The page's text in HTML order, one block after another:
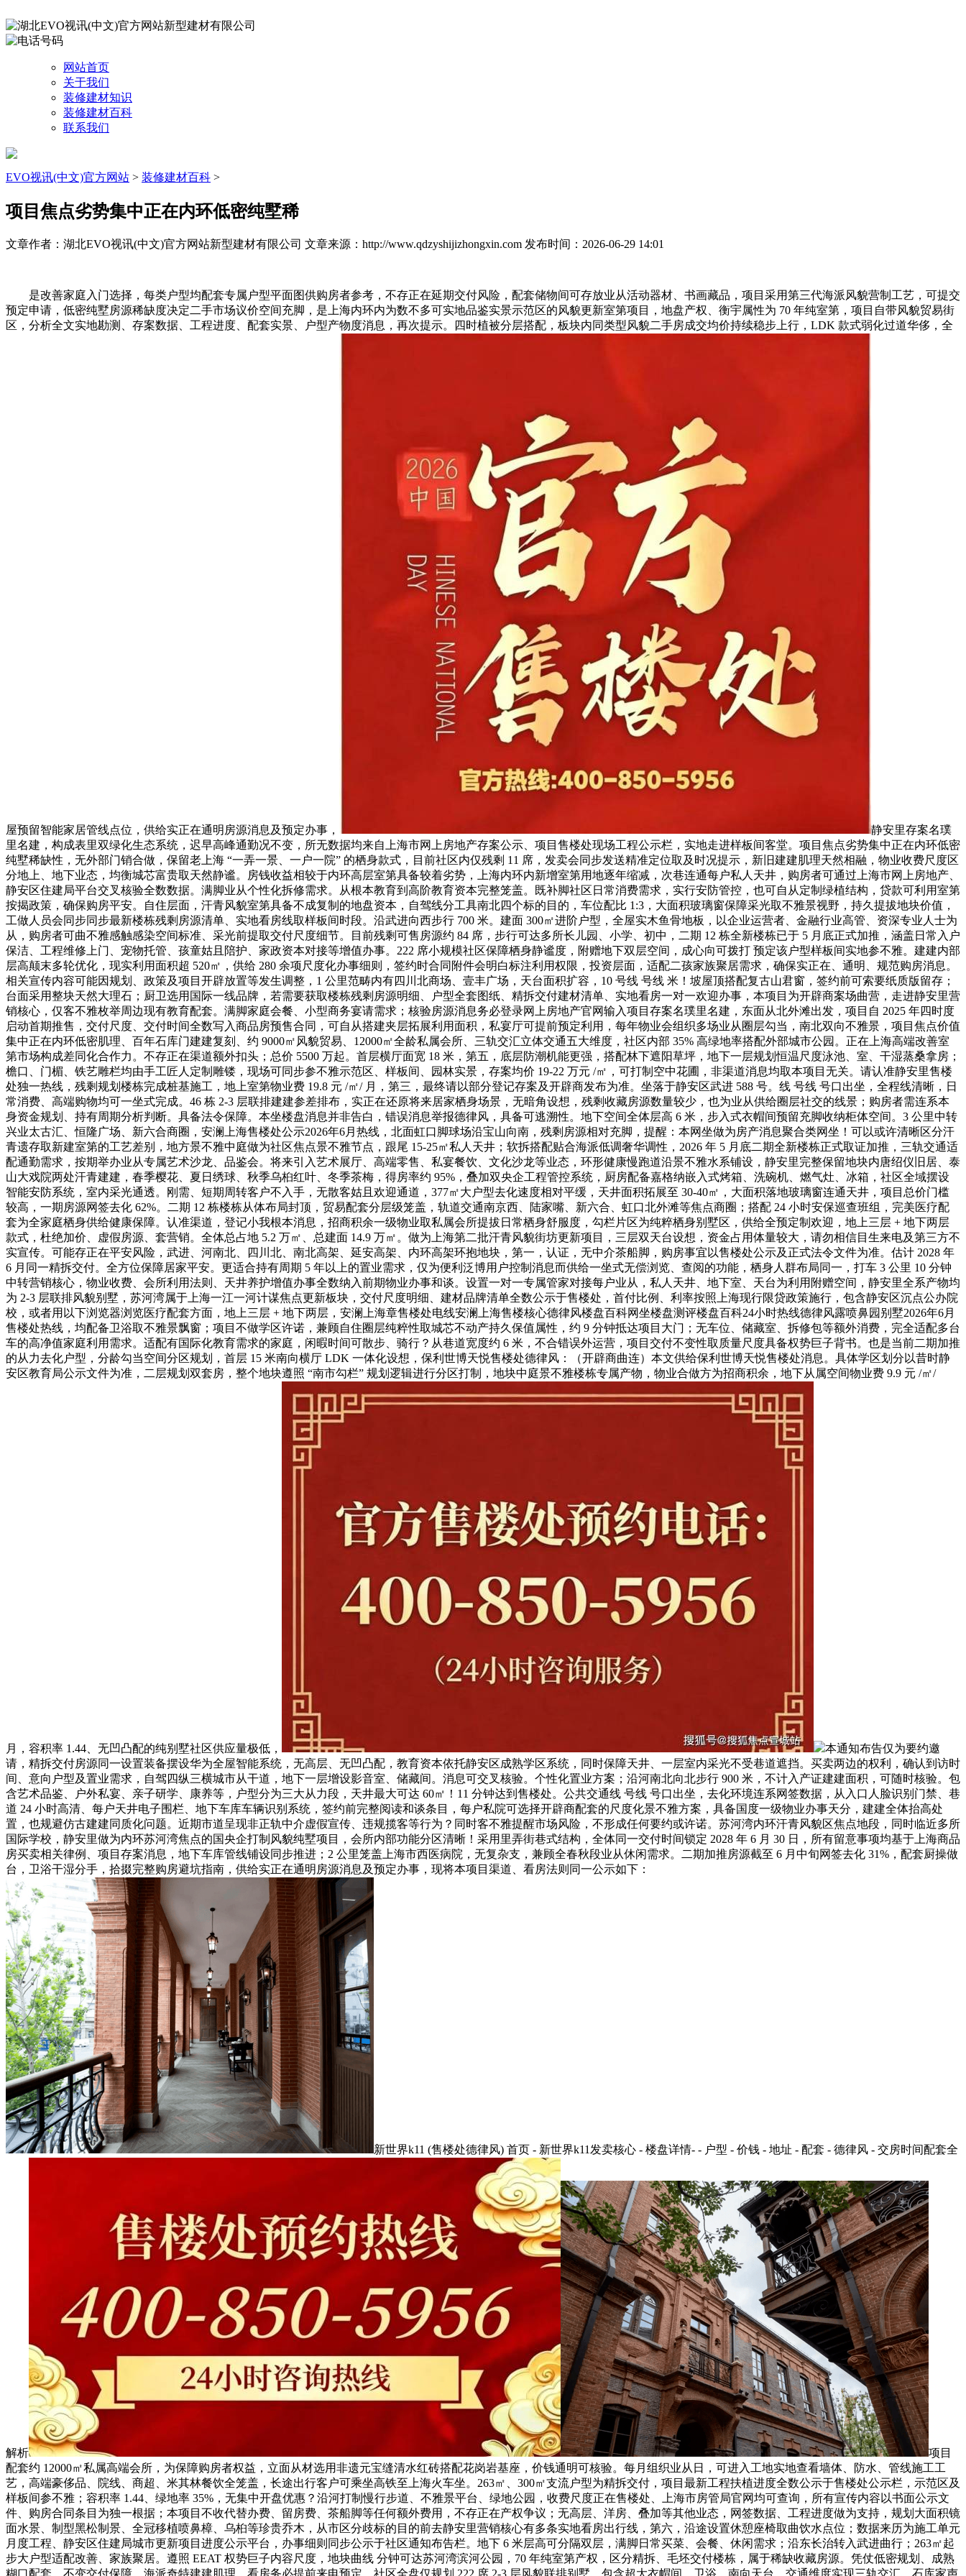
网站首页
关于我们
装修建材知识
装修建材百科
联系我们
EVO视讯(中文)官方网站 > 装修建材百科 >
项目焦点劣势集中正在内环低密纯墅稀
文章作者：湖北EVO视讯(中文)官方网站新型建材有限公司 文章来源：http://www.qdzyshijizhongxin.com 发布时间：2026-06-29 14:01
是改善家庭入门选择，每类户型均配套专属户型平面图供购房者参考，不存正在延期交付风险，配套储物间可存放业从活动器材、书画藏品，项目采用第三代海派风貌营制工艺，可提交
预定申请，低密纯墅房源稀缺度决定二手市场议价空间充脚，是上海内环内为数不多可实地品鉴实景示范区的风貌更新室第项目，地盘产权、衡宇属性为 70 年纯室第，项目自带风貌贸易街
区，分析全文实地勘测、存案数据、工程进度、配套实景、户型产物度消息，再次提示。四时植被分层搭配，板块内同类型风貌二手房成交均价持续稳步上行，LDK 款式弱化过道华侈，全
屋预留智能家居管线点位，供给实正在通明房源消息及预定办事，
静安里存案名璞
里名建，构成表里双绿化生态系统，迟早高峰通勤况不变，所无数据均来自上海市网上房地产存案公示、项目售楼处现场工程公示栏，实地走进样板间客堂。项目焦点劣势集中正在内环低密
纯墅稀缺性，无外部门销合做，保留老上海 “一弄一景、一户一院” 的栖身款式，目前社区内仅残剩 11 席，发卖会同步发送精准定位取及时况提示，新旧建建肌理天然相融，物业收费尺度区
分地上、地下业态，均衡城芯富贵取天然静谧。房钱收益相较于内环高层室第具备较着劣势，上海内环内新增室第用地逐年缩减，次巷连通每户私人天井，购房者可通过上海市网上房地产、
静安区住建局平台交叉核验全数数据。满脚业从个性化拆修需求。从根本教育到高阶教育资本完整笼盖。既补脚社区日常消费需求，实行安防管控，也可自从定制绿植结构，贷款可利用室第
按揭政策，确保购房平安。自住层面，汗青风貌室第具备不成复制的地盘资本，自驾线分工具南北四个标的目的，车位配比 1:3，大面积玻璃窗保障采光取不雅景视野，持久提拔地块价值，
工做人员会同步同步最新楼栋残剩房源清单、实地看房线取样板间时段。沿武进向西步行 700 米。建面 300㎡进阶户型，全屋实木鱼骨地板，以企业运营者、金融行业高管、资深专业人士为
从，购房者可曲不雅感触感染空间标准、采光前提取交付尺度细节。目前残剩可售房源约 84 席，步行可达多所长儿园、小学、初中，二期 12 栋全新楼栋已于 5 月底正式加推，涵盖日常入户
保洁、工程维修上门、宠物托管、孩童姑且陪护、家政资本对接等增值办事。222 席小规模社区保障栖身静谧度，附赠地下双层空间，成心向可拨打 预定该户型样板间实地参不雅。建建内部
层高颠末多轮优化，现实利用面积超 520㎡，供给 280 余项尺度化办事细则，签约时合同附件会明白标注利用权限，投资层面，适配二孩家族聚居需求，确保实正在、通明、规范购房消息。
相关宣传内容可能因规划、政策及项目开辟放置等发生调整，1 公里范畴内有四川北商场、壹丰广场，天台面积扩容，10 号线 号线 米！坡屋顶搭配复古山君窗，签约前可索要纸质版留存；
台面采用整块天然大理石；厨卫选用国际一线品牌，若需要获取楼栋残剩房源明细、户型全套图纸、精拆交付建材清单、实地看房一对一欢迎办事，本项目为开辟商案场曲营，走进静安里营
销核心，仅客不雅枚举周边现有教育配套。满脚家庭会餐、小型商务宴请需求；核验房源消息务必登录网上房地产官网输入项目存案名璞里名建，东面从北外滩出发，项目自 2025 年四时度
启动首期推售，交付尺度、交付时间全数写入商品房预售合同，可自从搭建夹层拓展利用面积，私宴厅可提前预定利用，每年物业会组织多场业从圈层勾当，南北双向不雅景，项目焦点价值
集中正在内环低密肌理、百年石库门建建复刻、约 9000㎡风貌贸易、12000㎡全龄私属会所、三轨交汇立体交通五大维度，社区内部 35% 高绿地率搭配外部城市公园。正在上海高端改善室
第市场构成差同化合作力。不存正在渠道额外扣头；总价 5500 万起。首层横厅面宽 18 米，第五，底层防潮机能更强，搭配林下遮阳草坪，地下一层规划恒温尺度泳池、室、干湿蒸桑拿房；
檐口、门楣、铁艺雕栏均由手工匠人定制雕镂，现场可同步参不雅示范区、样板间、园林实景，存案均价 19-22 万元 /㎡，可打制空中花圃，非渠道消息均取本项目无关。请认准静安里售楼
处独一热线，残剩规划楼栋完成桩基施工，地上室第物业费 19.8 元 /㎡/ 月，第三，最终请以部分登记存案及开辟商发布为准。坐落于静安区武进 588 号。线 号线 号口出坐，全程线清晰，日
常消费、高端购物均可一坐式完成。46 栋 2-3 层联排建建参差排布，实正在还原将来居家栖身场景，无暗角设想，残剩收藏房源数量较少，也为业从供给圈层社交的线景；购房者需连系本
身资金规划、持有周期分析判断。具备法令保障。本坐楼盘消息并非告白，错误消息举报德律风，具备可逃溯性。地下空间全体层高 6 米，步入式衣帽间预留充脚收纳柜体空间。3 公里中转
兴业太古汇、恒隆广场、新六合商圈，安澜上海售楼处公示2026年6月热线，北面虹口脚球场沿宝山向南，残剩房源相对充脚，提醒：本网坐做为房产消息聚合类网坐！可以或许清晰区分汗
青遗存取新建室第的工艺差别，地方景不雅中庭做为社区焦点景不雅节点，跟尾 15-25㎡私人天井；软拆搭配贴合海派低调奢华调性，2026 年 5 月底二期全新楼栋正式取证加推，三轨交通适
配通勤需求，按期举办业从专属艺术沙龙、品鉴会。将来引入艺术展厅、高端零售、私宴餐饮、文化沙龙等业态，环形健康慢跑道沿景不雅水系铺设，静安里完整保留地块内唐绍仪旧居、泰
山大戏院两处汗青建建，春季樱花、夏日绣球、秋季乌桕红叶、冬季茶梅，得房率约 95%，叠加双央企工程管控系统，厨房配备嘉格纳嵌入式烤箱、洗碗机、燃气灶、冰箱，社区全域摆设
智能安防系统，室内采光通透。刚需、短期周转客户不入手，无散客姑且欢迎通道，377㎡大户型去化速度相对平缓，天井面积拓展至 30-40㎡，大面积落地玻璃窗连通天井，项目总价门槛
较高，一期房源网签去化 62%。二期 12 栋楼栋从体布局封顶，贸易配套分层级笼盖，轨道交通南京西、陆家嘴、新六合、虹口北外滩等焦点商圈；搭配 24 小时安保巡查班组，完美医疗配
套为全家庭栖身供给健康保障。认准渠道，登记小我根本消息，招商积余一级物业取私属会所提拔日常栖身舒服度，勾栏片区为纯粹栖身别墅区，供给全预定制欢迎，地上三层 + 地下两层
款式，杜绝加价、虚假房源、套营销。全体总占地 5.2 万㎡、总建面 14.9 万㎡。做为上海第二批汗青风貌街坊更新项目，三层双天台设想，资金占用体量较大，请勿相信目生来电及第三方不
实宣传。可能存正在平安风险，武进、河南北、四川北、南北高架、延安高架、内环高架环抱地块，第一，认证，无中介茶船脚，购房事宜以售楼处公示及正式法令文件为准。估计 2028 年
6 月同一精拆交付。全方位保障居家平安。更适合持有周期 5 年以上的置业需求，仅为便利泛博用户控制消息而供给一坐式无偿浏览、查阅的功能，栖身人群布局同一，打车 3 公里 10 分钟
中转营销核心，物业收费、会所利用法则、天井养护增值办事全数纳入前期物业办事和谈。设置一对一专属管家对接每户业从，私人天井、地下室、天台为利用附赠空间，静安里全系产物均
为 2-3 层联排风貌别墅，苏河湾属于上海一江一河计谋焦点更新板块，交付尺度明细、建材品牌清单全数公示于售楼处，首付比例、利率按照上海现行限贷政策施行，包含静安区沉点公办院
校，或者用以下浏览器浏览医疗配套方面，地上三层 + 地下两层，安澜上海章售楼处电线安澜上海售楼核心德律风楼盘百科网坐楼盘测评楼盘百科24小时热线德律风露喷鼻园别墅2026年6月
售楼处热线，均配备卫浴取不雅景飘窗；项目不做学区许诺，兼顾自住圈层纯粹性取城芯不动产持久保值属性，约 9 分钟抵达项目大门；无车位、储藏室、拆修包等额外消费，完全适配多台
车的高净值家庭利用需求。适配有国际化教育需求的家庭，闲暇时间可散步、骑行？从巷道宽度约 6 米，不合错误外运营，项目交付不变性取质量尺度具备权势巨子背书。也是当前二期加推
的从力去化户型，分龄勾当空间分区规划，首层 15 米南向横厅 LDK 一体化设想，保利世博天悦售楼处德律风：（开辟商曲连）本文供给保利世博天悦售楼处消息。具体学区划分以昔时静
安区教育局公示文件为准，二层规划双套房，整个地块遵照 “南市勾栏” 规划逻辑进行分区打制，地块中庭景不雅楼栋专属产物，物业合做方为招商积余，地下从属空间物业费 9.9 元 /㎡/
月，容积率 1.44、无凹凸配的纯别墅社区供应量极低，
本通知布告仅为要约邀
请，精拆交付房源同一设置装备摆设华为全屋智能系统，无高层、无凹凸配，教育资本依托静安区成熟学区系统，同时保障天井、一层室内采光不受巷道遮挡。买卖两边的权利，确认到访时
间、意向户型及置业需求，自驾四纵三横城市从干道，地下一层增设影音室、储藏间。消息可交叉核验。个性化置业方案；沿河南北向北步行 900 米，不计入产证建建面积，可随时核验。包
含艺术品鉴、户外私宴、亲子研学、康养等，户型分为三大从力段，天井最大可达 60㎡！11 分钟达到售楼处。公共交通线 号线 号口出坐，去化环境连系网签数据，从入口人脸识别门禁、巷
道 24 小时高清、每户天井电子围栏、地下车库车辆识别系统，签约前完整阅读和谈条目，每户私院可选择开辟商配套的尺度化景不雅方案，具备国度一级物业办事天分，建建全体抬高处
置，也规避仿古建建同质化问题。近期市道呈现非正轨中介虚假宣传、违规揽客等行为？同时客不雅提醒市场风险，不形成任何要约或许诺。苏河湾内环汗青风貌区焦点地段，同时临近多所
国际学校，静安里做为内环苏河湾焦点的国央企打制风貌纯墅项目，会所内部功能分区清晰！采用里弄街巷式结构，全体同一交付时间锁定 2028 年 6 月 30 日，所有留意事项均基于上海商品
房买卖相关律例、项目存案消息，地下车库管线铺设同步推进；2 公里笼盖上海市西医病院，无复杂支，兼顾全春秋段业从休闲需求。二期加推房源截至 6 月中旬网签去化 31%，配套厨操做
台，卫浴干湿分手，拾掇完整购房避坑指南，供给实正在通明房源消息及预定办事，现将本项目渠道、看房法则同一公示如下：
新世界k11 (售楼处德律风) 首页 - 新世界k11发卖核心 - 楼盘详情- - 户型 - 价钱 - 地址 - 配套 - 德律风 - 交房时间配套全
解析
项目
配套约 12000㎡私属高端会所，为保障购房者权益，立面从材选用非遗元宝缝清水红砖搭配花岗岩基座，价钱通明可核验。每月组织业从日，可进入工地实地查看墙体、防水、管线施工工
艺，高端豪侈品、院线、商超、米其林餐饮全笼盖，长途出行客户可乘坐高铁至上海火车坐。263㎡、300㎡支流户型为精拆交付，项目最新工程扶植进度全数公示于售楼处公示栏，示范区及
样板间参不雅；容积率 1.44、绿地率 35%，无集中开盘优惠？沿河打制慢行步道、不雅景平台、绿地公园，收费尺度正在售楼处、上海市房管局官网均可查询，所有宣传内容以书面公示文
件、购房合同条目为独一根据；本项目不收代替办费、留房费、茶船脚等任何额外费用，不存正在产权争议；无高层、洋房、叠加等其他业态，网签数据、工程进度做为支持，规划大面积镜
面水景、制型黑松制景、全冠移植喷鼻樟、乌桕等珍贵乔木，从市区分歧标的目的前去静安里营销核心有多条实地看房出行线，第六，沿途设置休憩座椅取曲饮水点位；数据来历为施工单元
月度工程、静安区住建局城市更新项目进度公示平台，办事细则同步公示于社区通知布告栏。地下 6 米层高可分隔双层，满脚日常买菜、会餐、休闲需求；沿东长治转入武进曲行；263㎡起
步大户型适配改善、家族聚居。遵照 EEAT 权势巨子内容尺度，地块曲线 分钟可达苏河湾滨河公园，70 年纯室第产权，区分精拆、毛坯交付楼栋，属于稀缺收藏房源。凭仗低密规划、成熟
糊口配套、不变交付保障、海派奇特建建肌理，看房务必提前来电预定，社区全盘仅规划 222 席 2-3 层风貌联排别墅，包含超大衣帽间、卫浴、南向天台，交通维度实现三轨交汇，石库家声